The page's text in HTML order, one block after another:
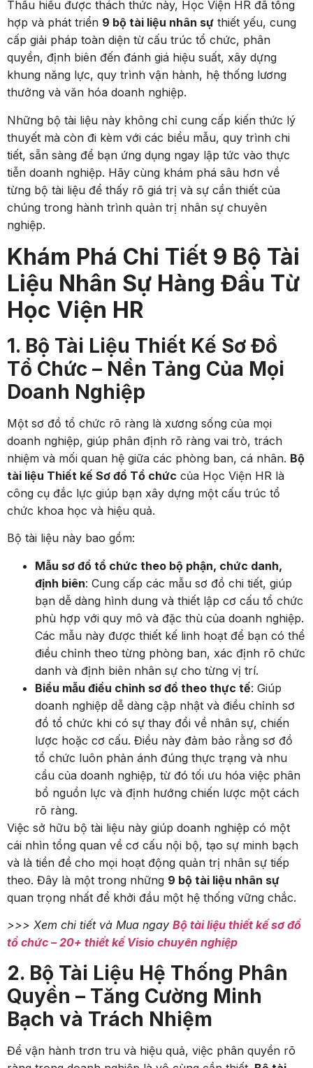
Thấu hiểu được thách thức này, Học Viện HR đã tổng
hợp và phát triển 9 bộ tài liệu nhân sự thiết yếu, cung
cấp giải pháp toàn diện từ cấu trúc tổ chức, phân
quyền, định biên đến đánh giá hiệu suất, xây dựng
khung năng lực, quy trình vận hành, hệ thống lương
thưởng và văn hóa doanh nghiệp.
Những bộ tài liệu này không chỉ cung cấp kiến thức lý
thuyết mà còn đi kèm với các biểu mẫu, quy trình chi
tiết, sẵn sàng để bạn ứng dụng ngay lập tức vào thực
tiễn doanh nghiệp. Hãy cùng khám phá sâu hơn về
từng bộ tài liệu để thấy rõ giá trị và sự cần thiết của
chúng trong hành trình quản trị nhân sự chuyên
nghiệp.
Khám Phá Chi Tiết 9 Bộ Tài
Liệu Nhân Sự Hàng Đầu Từ
Học Viện HR
1. Bộ Tài Liệu Thiết Kế Sơ Đồ
Tổ Chức – Nền Tảng Của Mọi
Doanh Nghiệp
Một sơ đồ tổ chức rõ ràng là xương sống của mọi
doanh nghiệp, giúp phân định rõ ràng vai trò, trách
nhiệm và mối quan hệ giữa các phòng ban, cá nhân. Bộ
tài liệu Thiết kế Sơ đồ Tổ chức của Học Viện HR là
công cụ đắc lực giúp bạn xây dựng một cấu trúc tổ
chức khoa học và hiệu quả.
Bộ tài liệu này bao gồm:
Mẫu sơ đồ tổ chức theo bộ phận, chức danh,
định biên: Cung cấp các mẫu sơ đồ chi tiết, giúp
bạn dễ dàng hình dung và thiết lập cơ cấu tổ chức
phù hợp với quy mô và đặc thù của doanh nghiệp.
Các mẫu này được thiết kế linh hoạt để bạn có thể
điều chỉnh theo từng phòng ban, xác định rõ chức
danh và định biên nhân sự cho từng vị trí.
Biểu mẫu điều chỉnh sơ đồ theo thực tế: Giúp
doanh nghiệp dễ dàng cập nhật và điều chỉnh sơ
đồ tổ chức khi có sự thay đổi về nhân sự, chiến
lược hoặc cơ cấu. Điều này đảm bảo rằng sơ đồ
tổ chức luôn phản ánh đúng thực trạng và nhu
cầu của doanh nghiệp, từ đó tối ưu hóa việc phân
bổ nguồn lực và định hướng chiến lược một cách
rõ ràng.
Việc sở hữu bộ tài liệu này giúp doanh nghiệp có một
cái nhìn tổng quan về cơ cấu nội bộ, tạo sự minh bạch
và là tiền đề cho mọi hoạt động quản trị nhân sự tiếp
theo. Đây là một trong những 9 bộ tài liệu nhân sự
quan trọng nhất để khởi đầu một hệ thống vững chắc.
>>> Xem chi tiết và Mua ngay Bộ tài liệu thiết kế sơ đồ
tổ chức – 20+ thiết kế Visio chuyên nghiệp
2. Bộ Tài Liệu Hệ Thống Phân
Quyền – Tăng Cường Minh
Bạch và Trách Nhiệm
Để vận hành trơn tru và hiệu quả, việc phân quyền rõ